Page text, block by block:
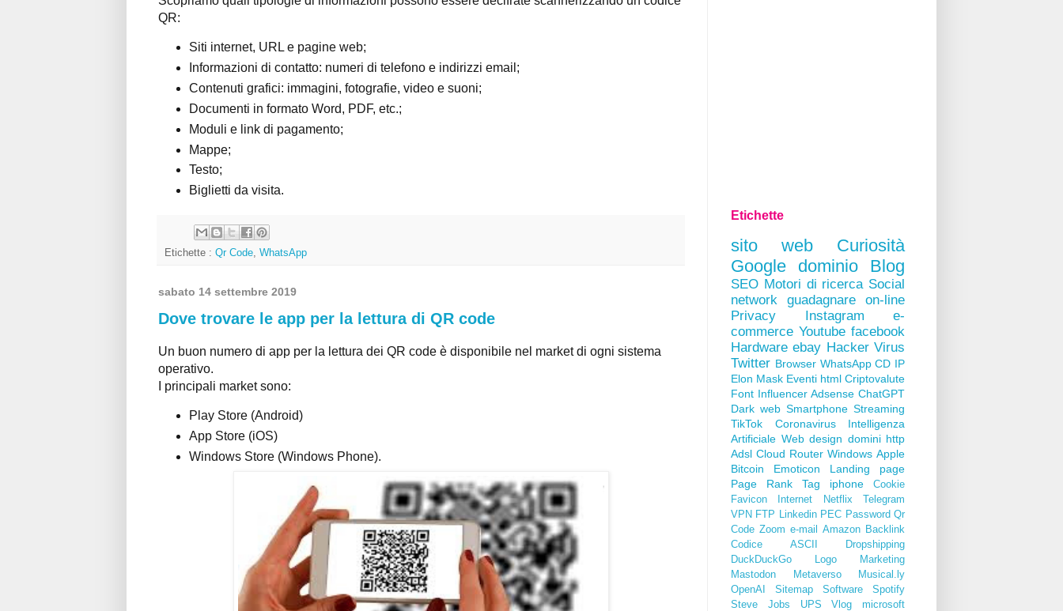
QR:
Siti internet, URL e pagine web;
Informazioni di contatto: numeri di telefono e indirizzi email;
Contenuti grafici: immagini, fotografie, video e suoni;
Documenti in formato Word, PDF, etc.;
Moduli e link di pagamento;
Mappe;
Testo;
Biglietti da visita.
Etichette : Qr Code WhatsApp
sabato 14 settembre 2019
Dove trovare le app per la lettura di QR code
Un buon numero di app per la lettura dei QR code è disponibile nel market di ogni sistema
operativo.
I principali market sono:
Play Store (Android)
App Store (iOS)
Windows Store (Windows Phone).
Etichette
sito web
Curiosità
Google
dominio Blog
SEO Motori di ricerca Social
network
guadagnare on-line
Privacy
Instagram
e-
commerce Youtube facebook
Hardware ebay Hacker Virus
Twitter Browser WhatsApp CD IP
Elon Mask Eventi html Criptovalute
Font Influencer Adsense ChatGPT
Dark web Smartphone Streaming
TikTok
Coronavirus
Intelligenza
Artificiale Web design domini http
Adsl Cloud Router Windows Apple
Bitcoin
Emoticon
Landing page
Page Rank
Tag iphone
Cookie
Favicon
Internet Netflix
Telegram
VPN FTP Linkedin PEC Password Qr
Code Zoom e-mail Amazon Backlink
Codice ASCII
Dropshipping
DuckDuckGo
Logo
Marketing
Mastodon
Metaverso
Musical.ly
OpenAI
Sitemap Software
Spotify
Steve Jobs
UPS Vlog
microsoft